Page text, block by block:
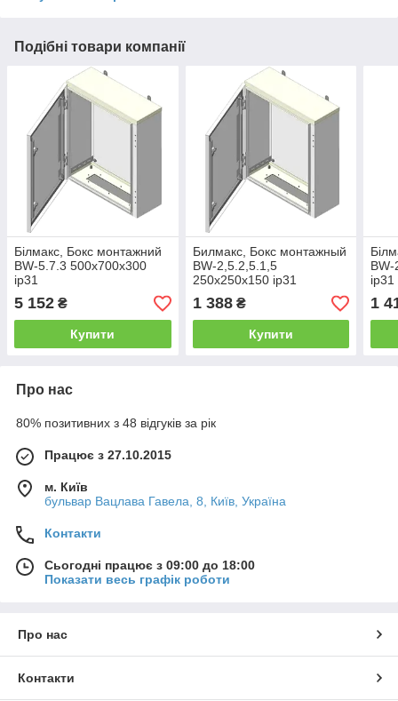
Подібні товари компанії
Білмакс, Бокс монтажний
BW-5.7.3 500х700х300
ip31
5 152 ₴
Купити
Билмакс, Бокс монтажный
BW-2,5.2,5.1,5
250х250х150 ip31
1 388₴
Купити
ip31
1
Про нас
80% позитивних з 48 відгуків за рік
Працює з 27.10.2015
м. Київ
бульвар Вацлава Гавела, 8, Київ, Україна
Контакти
Сьогодні працює з 09:00 до 18:00
Показати весь графік роботи
Про нас
Контакти